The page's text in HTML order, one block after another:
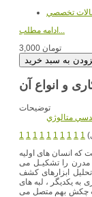
تخصصي
ادامه مطلب...
3,000 تومان
و انواع آن
توضیحات
متالوژي
1 1 1 1 1 1 1 1 1 1
که انسان های اولیه
مدرن را تشکیـل می
ابزارهای کشف
به یکدیگر ، لبه های
چکش بهم متصل می